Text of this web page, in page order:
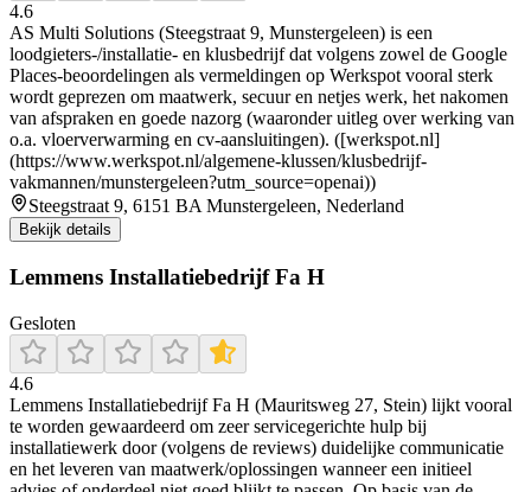
4.6
AS Multi Solutions (Steegstraat 9, Munstergeleen) is een
loodgieters-/installatie- en klusbedrijf dat volgens zowel de Google
Places-beoordelingen als vermeldingen op Werkspot vooral sterk
wordt geprezen om maatwerk, secuur en netjes werk, het nakomen
van afspraken en goede nazorg (waaronder uitleg over werking van
o.a. vloerverwarming en cv-aansluitingen). ([werkspot.nl]
(https://www.werkspot.nl/algemene-klussen/klusbedrijf-
vakmannen/munstergeleen?utm_source=openai))
Steegstraat 9, 6151 BA Munstergeleen, Nederland
Bekijk details
Lemmens Installatiebedrijf Fa H
Gesloten
4.6
Lemmens Installatiebedrijf Fa H (Mauritsweg 27, Stein) lijkt vooral
te worden gewaardeerd om zeer servicegerichte hulp bij
installatiewerk door (volgens de reviews) duidelijke communicatie
en het leveren van maatwerk/oplossingen wanneer een initieel